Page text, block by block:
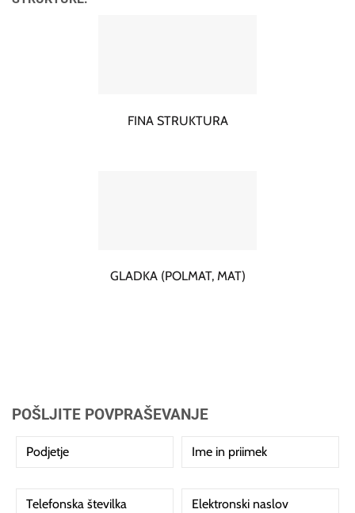
FINA STRUKTURA
GLADKA (POLMAT, MAT)
POŠLJITE POVPRAŠEVANJE